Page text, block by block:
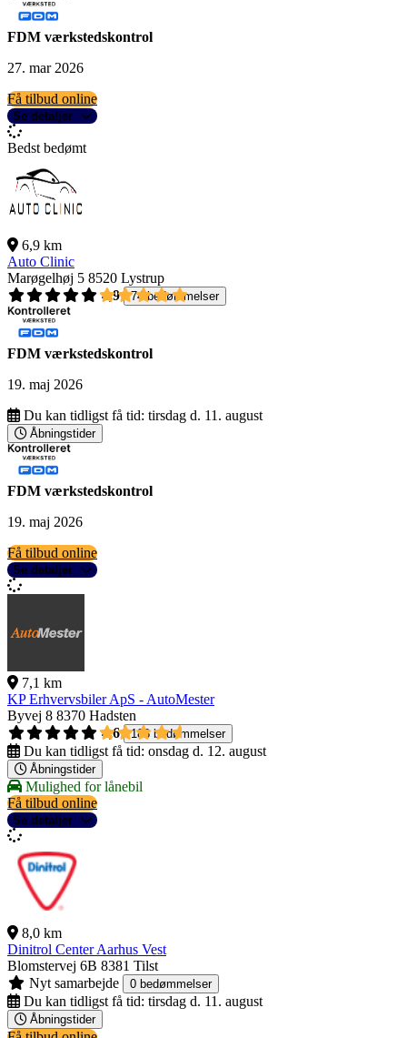
FDM værkstedskontrol
27. mar 2026
Få tilbud online
Se detaljer
Bedst bedømt
6,9 km
Auto Clinic
Marøgelhøj 5 8520 Lystrup
4,9
74 bedømmelser
FDM værkstedskontrol
19. maj 2026
Du kan tidligst få tid: tirsdag d. 11. august
Åbningstider
FDM værkstedskontrol
19. maj 2026
Få tilbud online
Se detaljer
7,1 km
KP Erhvervsbiler ApS - AutoMester
Byvej 8 8370 Hadsten
4,6
188 bedømmelser
Du kan tidligst få tid: onsdag d. 12. august
Åbningstider
Mulighed for lånebil
Få tilbud online
Se detaljer
8,0 km
Dinitrol Center Aarhus Vest
Blomstervej 6B 8381 Tilst
Nyt samarbejde
0 bedømmelser
Du kan tidligst få tid: tirsdag d. 11. august
Åbningstider